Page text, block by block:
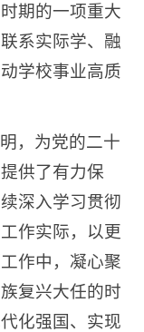
期的一项重大
系实际学、融
学校事业高质
，为党的二十
供了有力保
深入学习贯彻
作实际，以更
作中，凝心聚
复兴大任的时
化强国、实现